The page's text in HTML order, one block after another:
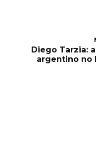
Diego Tarzia:
argentino no